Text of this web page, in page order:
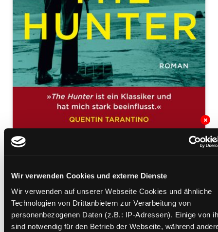
Wir verwenden Cookies und externe Dienste
Wir verwenden auf unserer Webseite Cookies und ähnliche
Technologien von Drittanbietern zur Verarbeitung von
personenbezogenen Daten (z.B.: IP-Adressen). Einige von
sind notwendig für den Betrieb der Webseite, während
The hunter
Verfasser:Suche nach diesem Verfasser
Stark, Richard
Beschreibung ein-/ausblenden
Mehr Informationen ein-/ausblenden